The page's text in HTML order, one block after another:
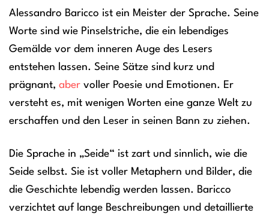
Alessandro Baricco ist ein Meister der Sprache. Seine
Worte sind wie Pinselstriche, die ein lebendiges
Gemälde vor dem inneren Auge des Lesers
entstehen lassen. Seine Sätze sind kurz und
prägnant, aber voller Poesie und Emotionen. Er
versteht es, mit wenigen Worten eine ganze Welt zu
erschaffen und den Leser in seinen Bann zu ziehen.
Die Sprache in „Seide“ ist zart und sinnlich, wie die
Seide selbst. Sie ist voller Metaphern und Bilder, die
die Geschichte lebendig werden lassen. Baricco
verzichtet auf lange Beschreibungen und detaillierte